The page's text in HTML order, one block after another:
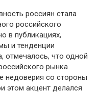
россиян стала
российского
в публикациях,
и тенденции
отмечалось, что одной
рынка
недоверия со стороны
этом акцент делался